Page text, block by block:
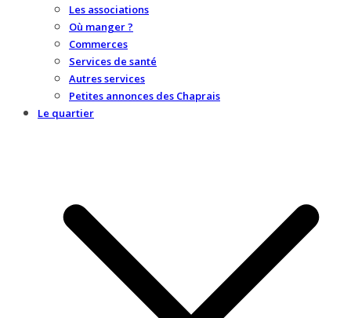
Les associations
Où manger ?
Commerces
Services de santé
Autres services
Petites annonces des Chaprais
Le quartier